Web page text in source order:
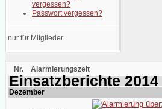
vergessen?
Passwort vergessen?
nur für Mitglieder
Nr. Alarmierungszeit
Einsatzberichte 2014
Dezember